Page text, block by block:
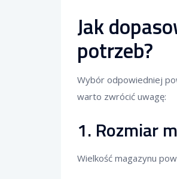
Jak
potrzeb?
Wybór odpowiedniej
warto zwrócić uwagę:
1. Rozmiar
Wielkość magazynu